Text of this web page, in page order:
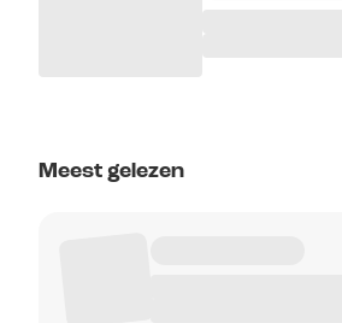
Meest gelezen